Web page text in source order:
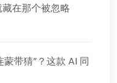
在那个被忽略
带猜”？这款 AI 同